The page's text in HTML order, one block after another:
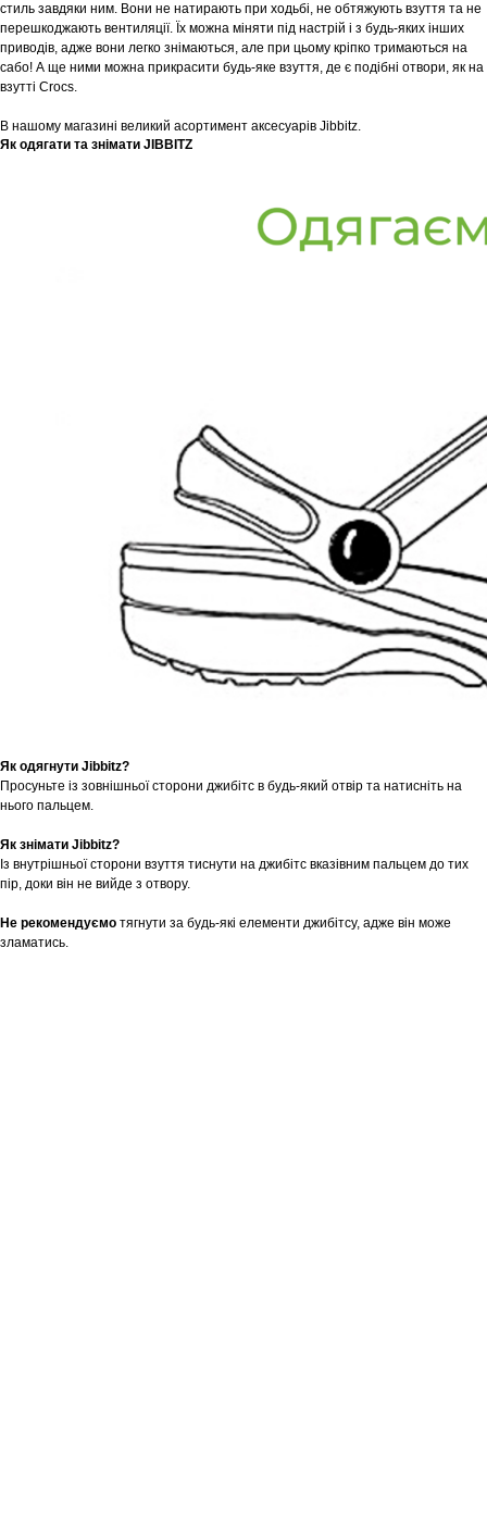
стиль завдяки ним. Вони не натирають при ходьбі, не обтяжують взуття та не
перешкоджають вентиляції. Їх можна міняти під настрій і з будь-яких інших
приводів, адже вони легко знімаються, але при цьому кріпко тримаються на
сабо! А ще ними можна прикрасити будь-яке взуття, де є подібні отвори, як на
взутті Crocs.
В нашому магазині великий асортимент аксесуарів Jibbitz.
Як одягати та знімати JIBBITZ
Як одягнути Jibbitz?
Просуньте із зовнішньої сторони джибітс в будь-який отвір та натисніть на
нього пальцем.
Як знімати Jibbitz?
Із внутрішньої сторони взуття тиснути на джибітс вказівним пальцем до тих
пір, доки він не вийде з отвору.
Не рекомендуємо тягнути за будь-які елементи джибітсу, адже він може
зламатись.